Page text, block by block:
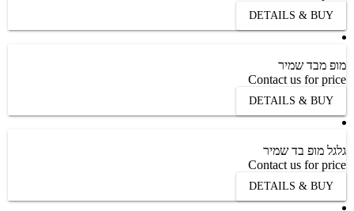
DETAILS & BUY
מופ מבד שמיר
Contact us for price
DETAILS & BUY
גלגל מופ בד שמיר
Contact us for price
DETAILS & BUY